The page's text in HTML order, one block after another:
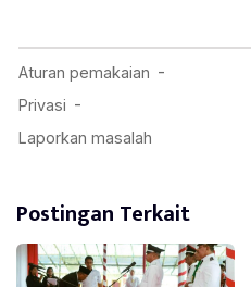
Postingan Terkait